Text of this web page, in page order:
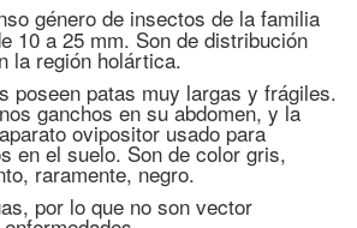
género de insectos de la familia
10 a 25 mm. Son de distribución
la región holártica.
poseen patas muy largas y frágiles.
ganchos en su abdomen, y la
ovipositor usado para
en el suelo. Son de color gris,
raramente, negro.
por lo que no son vector